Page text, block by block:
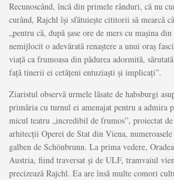
Recunoscând, încă din primele rânduri, că nu
curând, Rajchl îşi sfătuieşte cititorii să mearcă
„pentru că, după şase ore de mers cu maşina
nemijlocit o adevărată renaştere a unui oraş
viaţă ca frumoasa din pădurea adormită,
faţă tinerii ei cetăţeni entuziaşti şi implicaţi”.
Ziaristul observă urmele lăsate de habsburgi
primăria cu turnul ei amenajat pentru a admira
micul teatru „incredibil de frumos”, proiectat
arhitecţii Operei de Stat din Viena,
galben de Schönbrunn. La prima vedere,
Austria, fiind traversat şi de ULF, tramvaiul
precizează Rajchl. Ea are însă multe comori